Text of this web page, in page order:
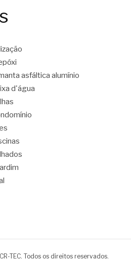
asfáltica alumínio
d'água
TEC. Todos os direitos reservados.